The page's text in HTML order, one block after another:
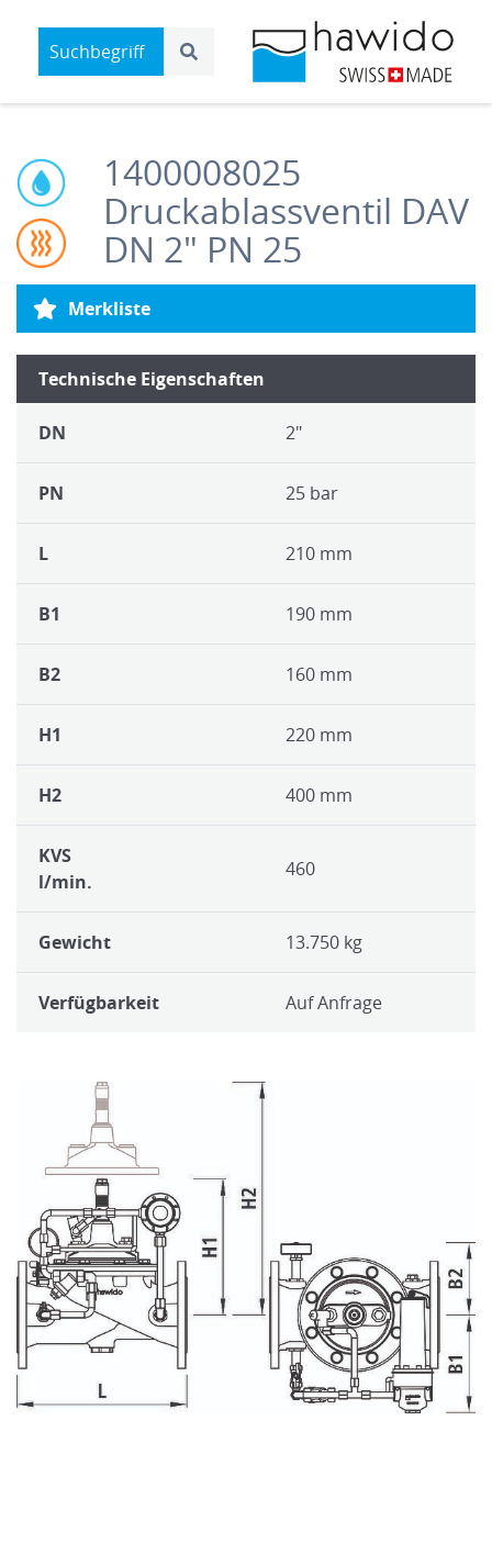
1400008025
Druckablassventil DAV
DN 2" PN 25
Merkliste
Technische Eigenschaften
DN 2"
PN 25 bar
L 210 mm
B1 190 mm
B2 160 mm
H1 220 mm
H2 400 mm
KVS
l/min.
460
Gewicht 13.750 kg
Verfügbarkeit Auf Anfrage